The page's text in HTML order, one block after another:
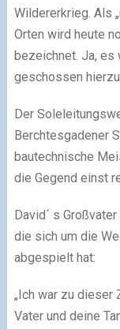
Wildererkrieg. Als
Orten wird heute
bezeichnet. Ja, es
geschossen
Der
Berchtesgadener
bautechnische
die Gegend einst
David´ s
die sich um die
abgespielt hat:
„Ich war zu dieser
Vater und deine